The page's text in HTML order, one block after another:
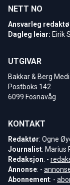
NETT NO
Ansvarleg
Dagleg leiar: Eirik
UTGIVAR
Bakkar & Berg
Postboks 142
6099 Fosnavåg
KONTAKT
Redaktør: Ogne
Journalist: Marius
Redaksjon: -
Annonse: -
Abonnement: -